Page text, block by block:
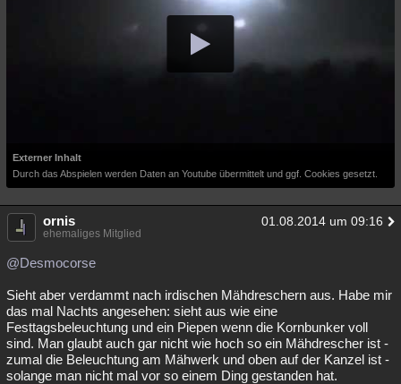
Externer Inhalt
Durch das Abspielen werden Daten an Youtube übermittelt und ggf. Cookies gesetzt.
ornis 01.08.2014 um 09:16
ehemaliges Mitglied
@Desmocorse
Sieht aber verdammt nach irdischen Mähdreschern aus. Habe mir
das mal Nachts angesehen: sieht aus wie eine
Festtagsbeleuchtung und ein Piepen wenn die Kornbunker voll
sind. Man glaubt auch gar nicht wie hoch so ein Mähdrescher ist -
zumal die Beleuchtung am Mähwerk und oben auf der Kanzel ist -
solange man nicht mal vor so einem Ding gestanden hat.